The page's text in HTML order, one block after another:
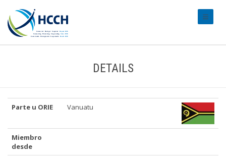
DETAILS
Parte u ORIE Vanuatu
Miembro
desde